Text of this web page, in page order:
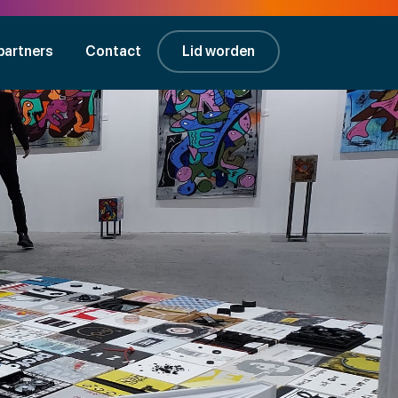
Contact Lid worden